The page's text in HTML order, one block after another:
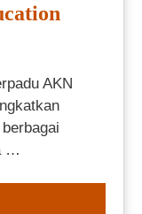
AKN
…